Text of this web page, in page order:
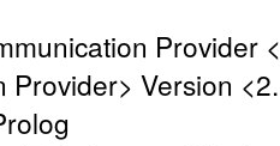
Provider
Provider> Version